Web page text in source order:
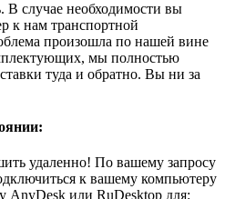
В случае необходимости вы
к нам транспортной
произошла по нашей вине
мы полностью
туда и обратно. Вы ни за
удаленно! По вашему запросу
к вашему компьютеру
AnyDesk или RuDesktop для: